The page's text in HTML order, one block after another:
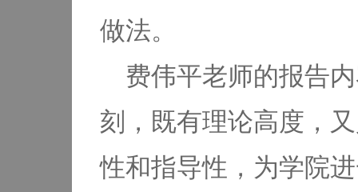
做法。
费伟平老师的报告
刻，既有理论高度，
性和指导性，为学院